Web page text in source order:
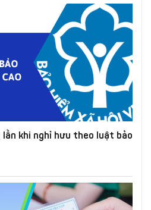
khi nghỉ hưu theo luật bảo